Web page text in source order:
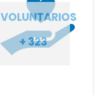
VOLUNTARIOS
+ 323